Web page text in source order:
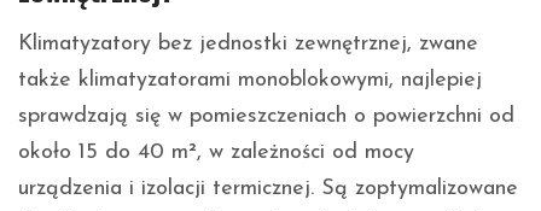
Klimatyzatory bez jednostki zewnętrznej, zwane
także klimatyzatorami monoblokowymi, najlepiej
sprawdzają się w pomieszczeniach o powierzchni od
około 15 do 40 m², w zależności od mocy
urządzenia i izolacji termicznej. Są zoptymalizowane